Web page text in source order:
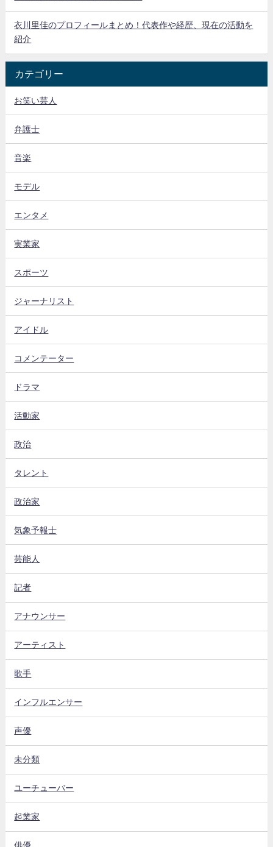
衣川里佳のプロフィールまとめ！代表作や経歴、現在の活動を
紹介
カテゴリー
お笑い芸人
弁護士
音楽
モデル
エンタメ
実業家
スポーツ
ジャーナリスト
アイドル
コメンテーター
ドラマ
活動家
政治
タレント
政治家
気象予報士
芸能人
記者
アナウンサー
アーティスト
歌手
インフルエンサー
声優
未分類
ユーチューバー
起業家